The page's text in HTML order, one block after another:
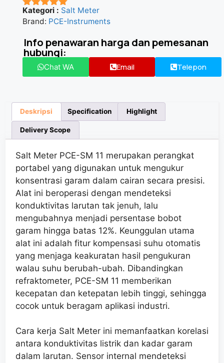
★★★★★
Kategori : Salt Meter
Brand: PCE-Instruments
Info penawaran harga dan pemesanan
hubungi:
Chat WA Email Telepon
Deskripsi Specification Highlight
Delivery Scope
Salt Meter PCE-SM 11 merupakan perangkat
portabel yang digunakan untuk mengukur
konsentrasi garam dalam cairan secara presisi.
Alat ini beroperasi dengan mendeteksi
konduktivitas larutan tak jenuh, lalu
mengubahnya menjadi persentase bobot
garam hingga batas 12%. Keunggulan utama
alat ini adalah fitur kompensasi suhu otomatis
yang menjaga keakuratan hasil pengukuran
walau suhu berubah-ubah. Dibandingkan
refraktometer, PCE-SM 11 memberikan
kecepatan dan ketepatan lebih tinggi, sehingga
cocok untuk beragam aplikasi industri.
Cara kerja Salt Meter ini memanfaatkan korelasi
antara konduktivitas listrik dan kadar garam
dalam larutan. Sensor internal mendeteksi